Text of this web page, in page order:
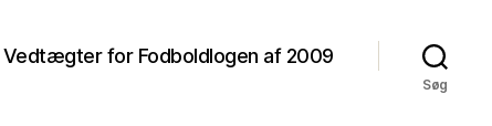
Vedtægter for Fodboldlogen af 2009
Søg